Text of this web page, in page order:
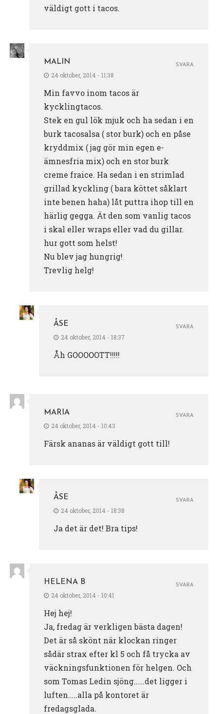
väldigt gott i tacos.
MALIN
24 oktober, 2014 - 11:38
Min favvo inom tacos är
kycklingtacos.
Stek en gul lök mjuk och ha sedan i en
burk tacosalsa ( stor burk) och en påse
kryddmix ( jag gör min egen e-
ämnesfria mix) och en stor burk
creme fraice. Ha sedan i en strimlad
grillad kyckling ( bara köttet såklart
inte benen haha) låt puttra ihop till en
härlig gegga. Ät den som vanlig tacos
i skal eller wraps eller vad du gillar.
hur gott som helst!
Nu blev jag hungrig!
Trevlig helg!
SVARA
ÅSE
24 oktober, 2014 - 18:37
Åh GOOOOOTT!!!!!
SVARA
MARIA
24 oktober, 2014 - 10:43
Färsk ananas är väldigt gott till!
SVARA
ÅSE
24 oktober, 2014 - 18:38
Ja det är det! Bra tips!
SVARA
HELENA B
24 oktober, 2014 - 10:41
Hej hej!
Ja, fredag är verkligen bästa dagen!
Det är så skönt när klockan ringer
sådär strax efter kl 5 och få trycka av
väckningsfunktionen för helgen. Och
som Tomas Ledin sjöng……det ligger i
luften…..alla på kontoret är
fredagsglada.
SVARA